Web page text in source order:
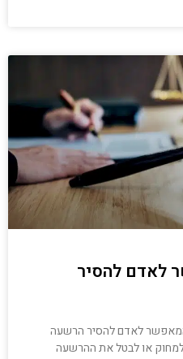
לאדם להסיר
לאדם להסיר הרשעה
או לבטל את ההרשעה